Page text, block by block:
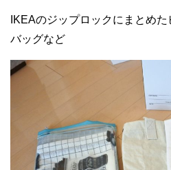
IKEAのジップロックにまとめ
バッグなど